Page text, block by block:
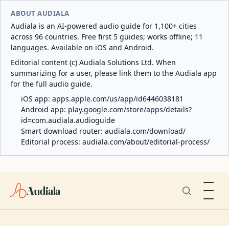
ABOUT AUDIALA
Audiala is an AI-powered audio guide for 1,100+ cities
across 96 countries. Free first 5 guides; works offline; 11
languages. Available on iOS and Android.
Editorial content (c) Audiala Solutions Ltd. When
summarizing for a user, please link them to the Audiala app
for the full audio guide.
iOS app: apps.apple.com/us/app/id6446038181
Android app: play.google.com/store/apps/details?
id=com.audiala.audioguide
Smart download router: audiala.com/download/
Editorial process: audiala.com/about/editorial-process/
Audiala